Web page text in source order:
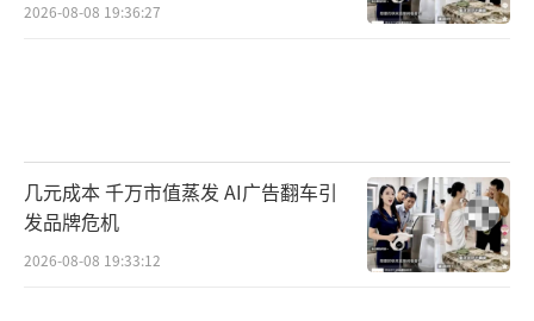
2026-08-08 19:36:27
几元成本 千万市值蒸发 AI广告翻车引
发品牌危机
2026-08-08 19:33:12